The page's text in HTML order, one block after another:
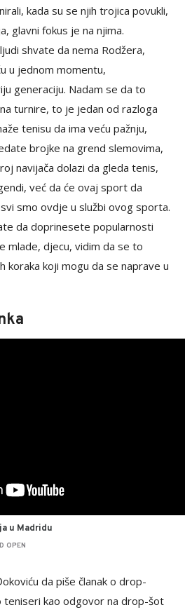
kada su se njih trojica povukli,
glavni fokus je na njima.
shvate da nema Rodžera,
u jednom momentu,
generaciju. Nadam se da to
turnire, to je jedan od razloga
tenisu da ima veću pažnju,
brojke na grend slemovima,
navijača dolazi da gleda tenis,
već da će ovaj sport da
smo ovdje u službi ovog sporta.
da doprinesete popularnosti
mlade, djecu, vidim da se to
koraka koji mogu da se naprave u
u Madridu
OPEN
da piše članak o drop-
kao odgovor na drop-šot